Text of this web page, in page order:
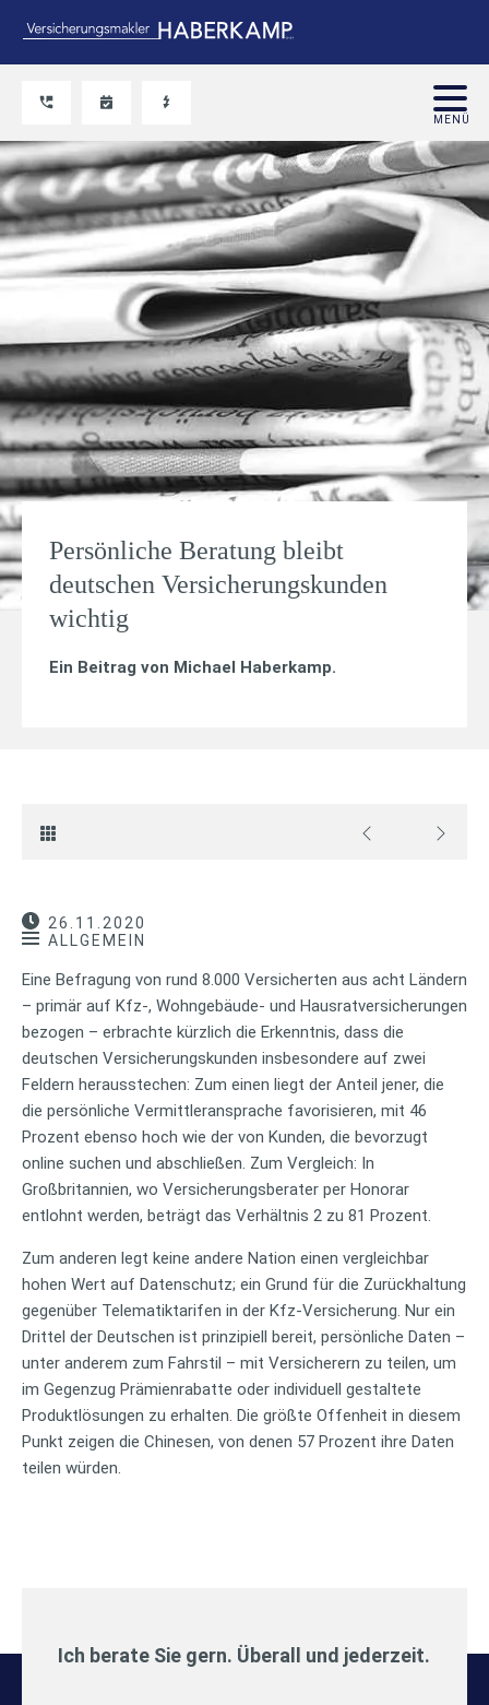
Persönliche Beratung bleibt
deutschen Versicherungskunden
wichtig
Ein Beitrag von Michael Haberkamp.
26.11.2020
ALLGEMEIN
Eine Befragung von rund 8.000 Versicherten aus acht Ländern
– primär auf Kfz-, Wohngebäude- und Hausratversicherungen
bezogen – erbrachte kürzlich die Erkenntnis, dass die
deutschen Versicherungskunden insbesondere auf zwei
Feldern herausstechen: Zum einen liegt der Anteil jener, die
die persönliche Vermittleransprache favorisieren, mit 46
Prozent ebenso hoch wie der von Kunden, die bevorzugt
online suchen und abschließen. Zum Vergleich: In
Großbritannien, wo Versicherungsberater per Honorar
entlohnt werden, beträgt das Verhältnis 2 zu 81 Prozent.
Zum anderen legt keine andere Nation einen vergleichbar
hohen Wert auf Datenschutz; ein Grund für die Zurückhaltung
gegenüber Telematiktarifen in der Kfz-Versicherung. Nur ein
Drittel der Deutschen ist prinzipiell bereit, persönliche Daten –
unter anderem zum Fahrstil – mit Versicherern zu teilen, um
im Gegenzug Prämienrabatte oder individuell gestaltete
Produktlösungen zu erhalten. Die größte Offenheit in diesem
Punkt zeigen die Chinesen, von denen 57 Prozent ihre Daten
teilen würden.
Ich berate Sie gern. Überall und jederzeit.